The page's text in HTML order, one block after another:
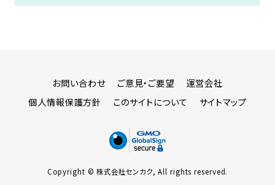
お問い合わせ ご意見・ご要望
運営会社
個人情報保護方針
このサイトについて サイトマップ
Copyright © 株式会社センカク, All rights reserved.